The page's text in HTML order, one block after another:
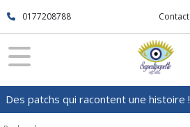
0177208788 Contact
Des patchs qui racontent une histoire !